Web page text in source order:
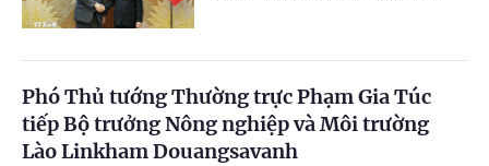
Phó Thủ tướng Thường trực Phạm Gia Túc
tiếp Bộ trưởng Nông nghiệp và Môi trường
Lào Linkham Douangsavanh